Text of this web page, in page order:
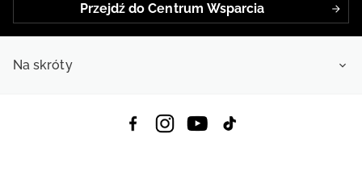
Przejdź do Centrum Wsparcia
Na skróty